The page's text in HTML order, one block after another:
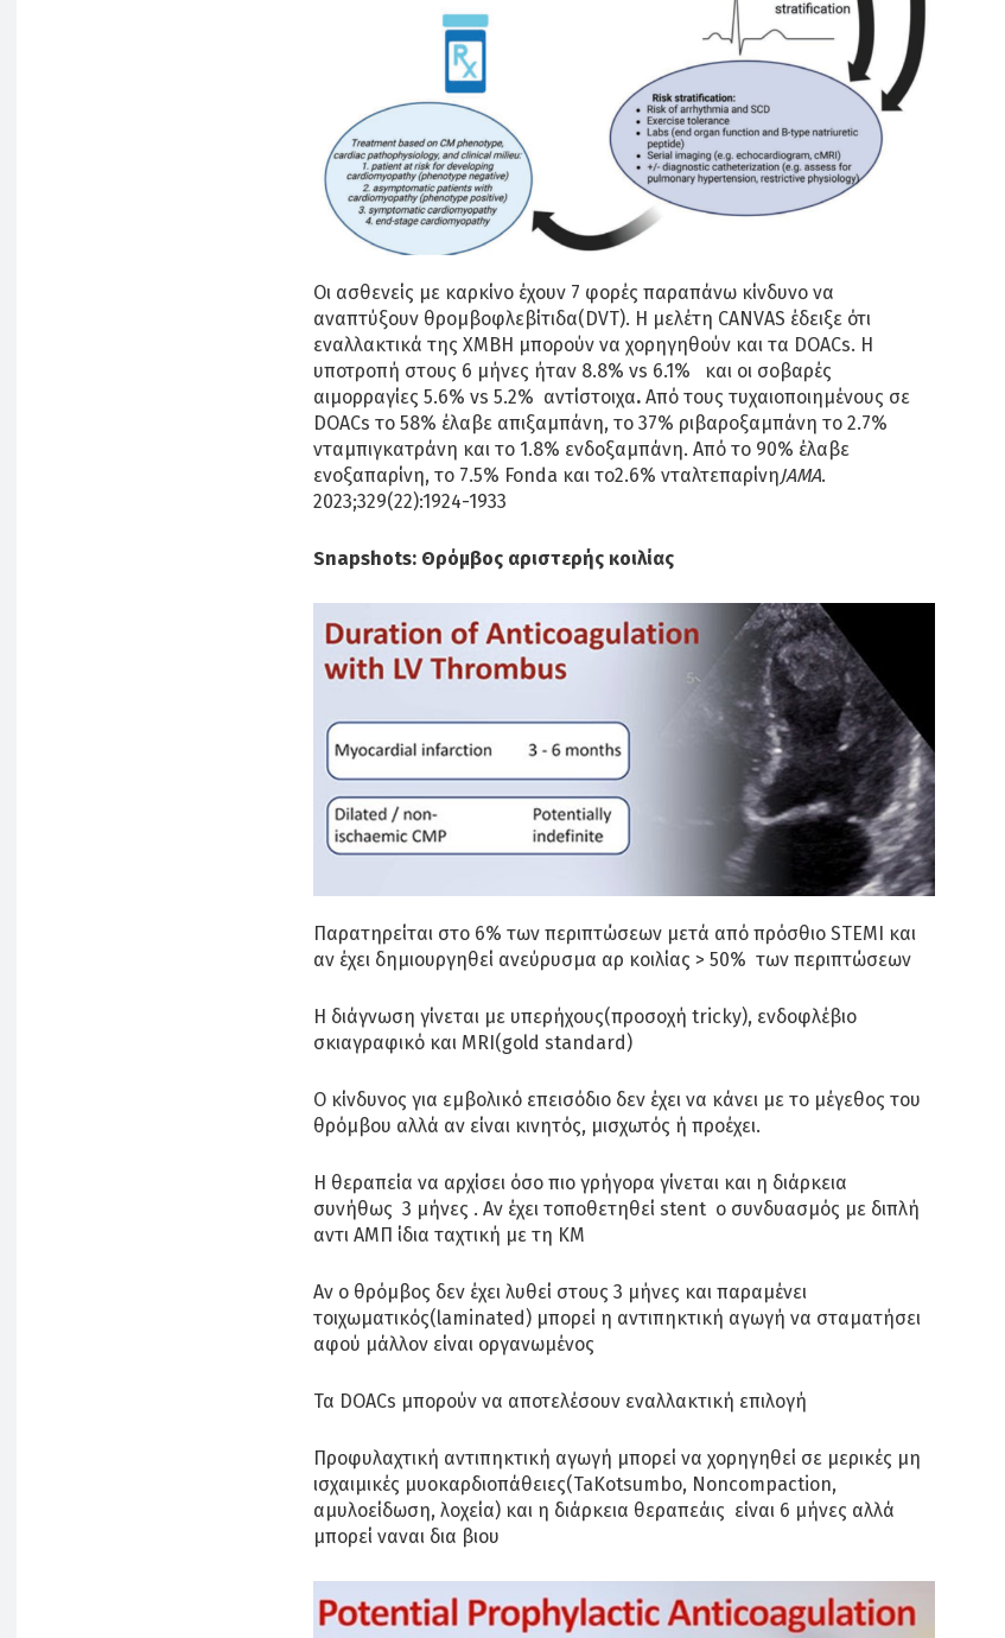
Οι ασθενείς με καρκίνο έχουν 7 φορές παραπάνω κίνδυνο να
αναπτύξουν θρομβοφλεβίτιδα(DVT). Η μελέτη CANVAS έδειξε ότι
εναλλακτικά της ΧΜΒΗ μπορούν να χορηγηθούν και τα DOACs. H
υποτροπή στους 6 μήνες ήταν 8.8% vs 6.1% και οι σοβαρές
αιμορραγίες 5.6% vs 5.2% αντίστoιχα. Από τους τυχαιοποιημένους σε
DOACs το 58% έλαβε απιξαμπάνη, το 37% ριβαροξαμπάνη το 2.7%
νταμπιγκατράνη και το 1.8% ενδοξαμπάνη. Από το 90% έλαβε
ενοξαπαρίνη, το 7.5% Fonda και το2.6% νταλτεπαρίνηJAMA.
2023;329(22):1924-1933
Snapshots: Θρόμβος αριστερής κοιλίας
Παρατηρείται στο 6% των περιπτώσεων μετά από πρόσθιο STEMI και
αν έχει δημιουργηθεί ανεύρυσμα αρ κοιλίας > 50% των περιπτώσεων
H διάγνωση γίνεται με υπερήχους(προσοχή tricky), ενδοφλέβιο
σκιαγραφικό και MRI(gold standard)
Ο κίνδυνος για εμβολικό επεισόδιο δεν έχει να κάνει με το μέγεθος του
θρόμβου αλλά αν είναι κινητός, μισχωτός ή προέχει.
Η θεραπεία να αρχίσει όσο πιο γρήγορα γίνεται και η διάρκεια
συνήθως 3 μήνες . Αν έχει τοποθετηθεί stent ο συνδυασμός με διπλή
αντι ΑΜΠ ίδια ταχτική με τη ΚΜ
Αν ο θρόμβος δεν έχει λυθεί στους 3 μήνες και παραμένει
τοιχωματικός(laminated) μπορεί η αντιπηκτική αγωγή να σταματήσει
αφού μάλλον είναι οργανωμένος
Τα DOACs μπορούν να αποτελέσουν εναλλακτική επιλογή
Προφυλαχτική αντιπηκτική αγωγή μπορεί να χορηγηθεί σε μερικές μη
ισχαιμικές μυοκαρδιοπάθειες(TaKotsumbo, Noncοmpaction,
αμυλοείδωση, λοχεία) και η διάρκεια θεραπεάις είναι 6 μήνες αλλά
μπορεί ναναι δια βιου